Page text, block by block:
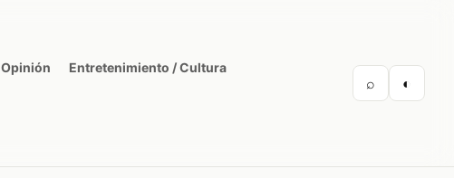
Opinión Entretenimiento / Cultura
⌕ ◐